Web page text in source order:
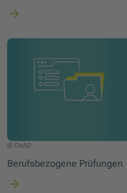
© OeAD
Berufsbezogene Prüfungen